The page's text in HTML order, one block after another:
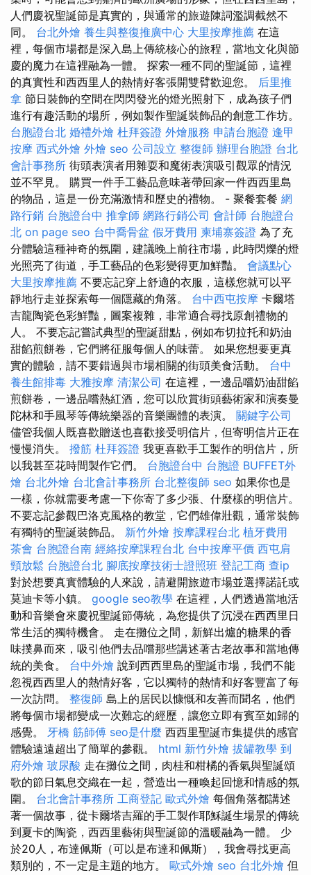
人們慶祝聖誕節是真實的，與通常的旅遊陳詞濫調截然不
同。 台北外燴 養生與整復推廣中心 大里按摩推薦 在這
裡，每個市場都是深入島上傳統核心的旅程，當地文化與節
慶的魔力在這裡融為一體。 探索一種不同的聖誕節，這裡
的真實性和西西里人的熱情好客張開雙臂歡迎您。 后里推
拿 節日裝飾的空間在閃閃發光的燈光照射下，成為孩子們
進行有趣活動的場所，例如製作聖誕裝飾品的創意工作坊。
台胞證台北 婚禮外燴 杜拜簽證 外燴服務 申請台胞證 逢甲
按摩 西式外燴 外燴 seo 公司設立 整復師 辦理台胞證 台北
會計事務所 街頭表演者用雜耍和魔術表演吸引觀眾的情況
並不罕見。 購買一件手工藝品意味著帶回家一件西西里島
的物品，這是一份充滿激情和歷史的禮物。 - 聚餐套餐 網
路行銷 台胞證台中 推拿師 網路行銷公司 會計師 台胞證台
北 on page seo 台中喬骨盆 假牙費用 柬埔寨簽證 為了充
分體驗這種神奇的氛圍，建議晚上前往市場，此時閃爍的燈
光照亮了街道，手工藝品的色彩變得更加鮮豔。 會議點心
大里按摩推薦 不要忘記穿上舒適的衣服，這樣您就可以平
靜地行走並探索每一個隱藏的角落。 台中西屯按摩 卡爾塔
吉龍陶瓷色彩鮮豔，圖案複雜，非常適合尋找原創禮物的
人。 不要忘記嘗試典型的聖誕甜點，例如布切拉托和奶油
甜餡煎餅卷，它們將征服每個人的味蕾。 如果您想要更真
實的體驗，請不要錯過與市場相關的街頭美食活動。 台中
養生館排毒 大雅按摩 清潔公司 在這裡，一邊品嚐奶油甜餡
煎餅卷，一邊品嚐熱紅酒，您可以欣賞街頭藝術家和演奏曼
陀林和手風琴等傳統樂器的音樂團體的表演。 關鍵字公司
儘管我個人既喜歡贈送也喜歡接受明信片，但寄明信片正在
慢慢消失。 撥筋 杜拜簽證 我更喜歡手工製作的明信片，所
以我甚至花時間製作它們。 台胞證台中 台胞證 BUFFET外
燴 台北外燴 台北會計事務所 台北整復師 seo 如果你也是
一樣，你就需要考慮一下你寄了多少張、什麼樣的明信片。
不要忘記參觀巴洛克風格的教堂，它們雄偉壯觀，通常裝飾
有獨特的聖誕裝飾品。 新竹外燴 按摩課程台北 植牙費用
茶會 台胞證台南 經絡按摩課程台北 台中按摩平價 西屯肩
頸放鬆 台胞證台北 腳底按摩技術士證照班 登記工商 查ip
對於想要真實體驗的人來說，請避開旅遊市場並選擇諾託或
莫迪卡等小鎮。 google seo教學 在這裡，人們透過當地活
動和音樂會來慶祝聖誕節傳統，為您提供了沉浸在西西里日
常生活的獨特機會。 走在攤位之間，新鮮出爐的糖果的香
味撲鼻而來，吸引他們去品嚐那些講述著古老故事和當地傳
統的美食。 台中外燴 說到西西里島的聖誕市場，我們不能
忽視西西里人的熱情好客，它以獨特的熱情和好客豐富了每
一次訪問。 整復師 島上的居民以慷慨和友善而聞名，他們
將每個市場都變成一次難忘的經歷，讓您立即有賓至如歸的
感覺。 牙橋 筋師傅 seo是什麼 西西里聖誕市集提供的感官
體驗遠遠超出了簡單的參觀。 html 新竹外燴 拔罐教學 到
府外燴 玻尿酸 走在攤位之間，肉桂和柑橘的香氣與聖誕頌
歌的節日氣息交織在一起，營造出一種喚起回憶和情感的氛
圍。 台北會計事務所 工商登記 歐式外燴 每個角落都講述
著一個故事，從卡爾塔吉羅的手工製作耶穌誕生場景的傳統
到夏卡的陶瓷，西西里藝術與聖誕節的溫暖融為一體。 少
於20人，布達佩斯（可以是布達和佩斯），我會尋找更高
類別的，不一定是主題的地方。 歐式外燴 seo 台北外燴 但